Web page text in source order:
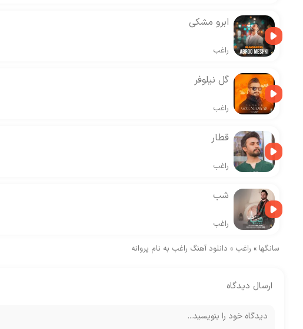
ابرو مشکی
راغب
گل نیلوفر
راغب
قطار
راغب
شب
راغب
سانگها » راغب » دانلود آهنگ راغب به نام پروانه
ارسال دیدگاه